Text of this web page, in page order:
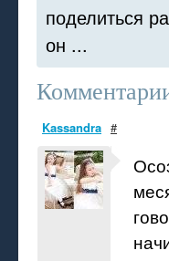
поделиться
он ...
Kassandra #